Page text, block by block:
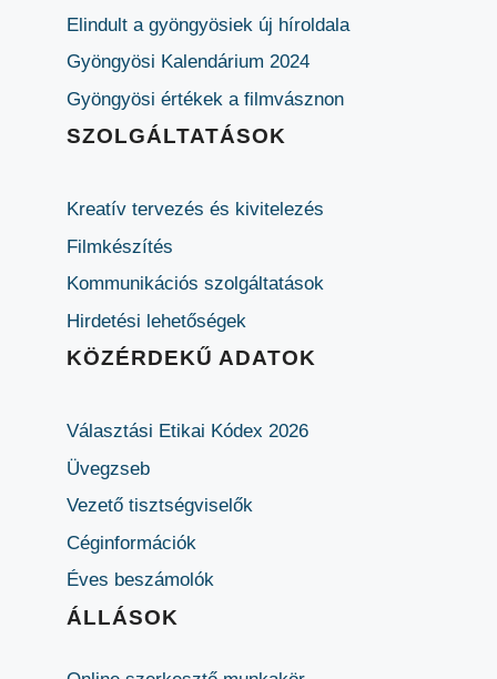
Elindult a gyöngyösiek új híroldala
Gyöngyösi Kalendárium 2024
Gyöngyösi értékek a filmvásznon
SZOLGÁLTATÁSOK
Kreatív tervezés és kivitelezés
Filmkészítés
Kommunikációs szolgáltatások
Hirdetési lehetőségek
KÖZÉRDEKŰ ADATOK
Választási Etikai Kódex 2026
Üvegzseb
Vezető tisztségviselők
Céginformációk
Éves beszámolók
ÁLLÁSOK